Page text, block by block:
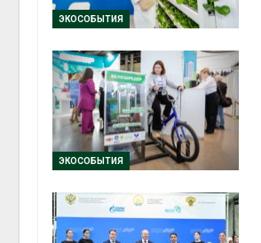
ЭКОСОБЫТИЯ
ЭКОСОБЫТИЯ